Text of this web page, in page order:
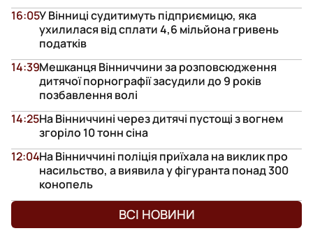
У Вінниці судитимуть підприємицю, яка
ухилилася від сплати 4,6 мільйона гривень
податків
16:05
Мешканця Вінниччини за розповсюдження
дитячої порнографії засудили до 9 років
позбавлення волі
14:39
На Вінниччині через дитячі пустощі з вогнем
згоріло 10 тонн сіна
14:25
На Вінниччині поліція приїхала на виклик про
насильство, а виявила у фігуранта понад 300
конопель
12:04
ВСІ НОВИНИ